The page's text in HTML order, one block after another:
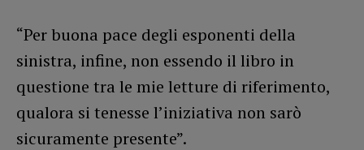
“Per buona pace degli esponenti della
sinistra, infine, non essendo il libro in
questione tra le mie letture di riferimento,
qualora si tenesse l’iniziativa non sarò
sicuramente presente”.